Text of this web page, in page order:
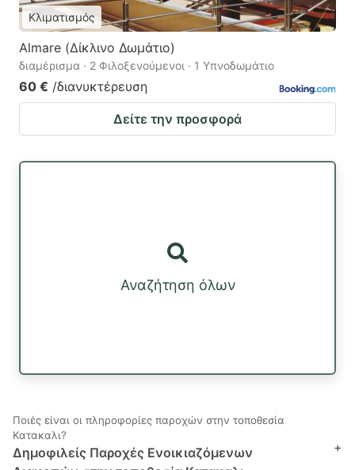
Κλιματισμός
Almare (Δίκλινο Δωμάτιο)
διαμέρισμα · 2 Φιλοξενούμενοι · 1 Υπνοδωμάτιο
60 € /διανυκτέρευση
Δείτε την προσφορά
Αναζήτηση όλων
Ποιές είναι οι πληροφορίες παροχών στην τοποθεσία
Κατακαλι?
Δημοφιλείς Παροχές Ενοικιαζόμενων
+